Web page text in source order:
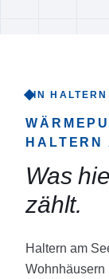
IN
HALTERN
Was
zählt.
Haltern am
Wohnhäusern